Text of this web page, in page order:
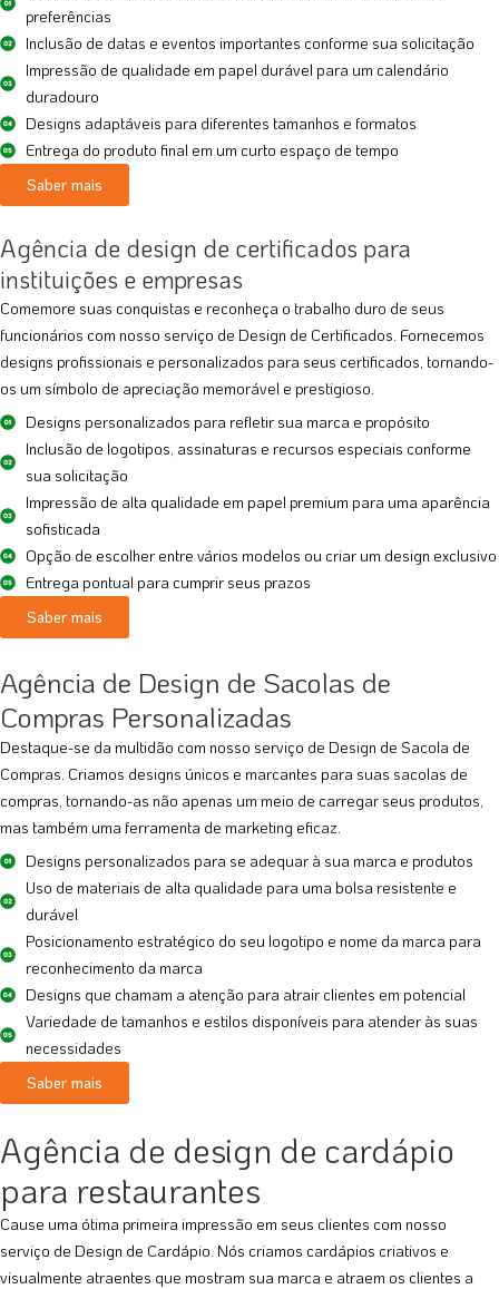
preferências
Inclusão de datas e eventos importantes conforme sua solicitação
Impressão de qualidade em papel durável para um calendário
duradouro
Designs adaptáveis para diferentes tamanhos e formatos
Entrega do produto final em um curto espaço de tempo
Saber mais
Agência de design de certificados para
instituições e empresas
Comemore suas conquistas e reconheça o trabalho duro de seus
funcionários com nosso serviço de Design de Certificados. Fornecemos
designs profissionais e personalizados para seus certificados, tornando-
os um símbolo de apreciação memorável e prestigioso.
Designs personalizados para refletir sua marca e propósito
Inclusão de logotipos, assinaturas e recursos especiais conforme
sua solicitação
Impressão de alta qualidade em papel premium para uma aparência
sofisticada
Opção de escolher entre vários modelos ou criar um design exclusivo
Entrega pontual para cumprir seus prazos
Saber mais
Agência de Design de Sacolas de
Compras Personalizadas
Destaque-se da multidão com nosso serviço de Design de Sacola de
Compras. Criamos designs únicos e marcantes para suas sacolas de
compras, tornando-as não apenas um meio de carregar seus produtos,
mas também uma ferramenta de marketing eficaz.
Designs personalizados para se adequar à sua marca e produtos
Uso de materiais de alta qualidade para uma bolsa resistente e
durável
Posicionamento estratégico do seu logotipo e nome da marca para
reconhecimento da marca
Designs que chamam a atenção para atrair clientes em potencial
Variedade de tamanhos e estilos disponíveis para atender às suas
necessidades
Saber mais
Agência de design de cardápio
para restaurantes
Cause uma ótima primeira impressão em seus clientes com nosso
serviço de Design de Cardápio. Nós criamos cardápios criativos e
visualmente atraentes que mostram sua marca e atraem os clientes a